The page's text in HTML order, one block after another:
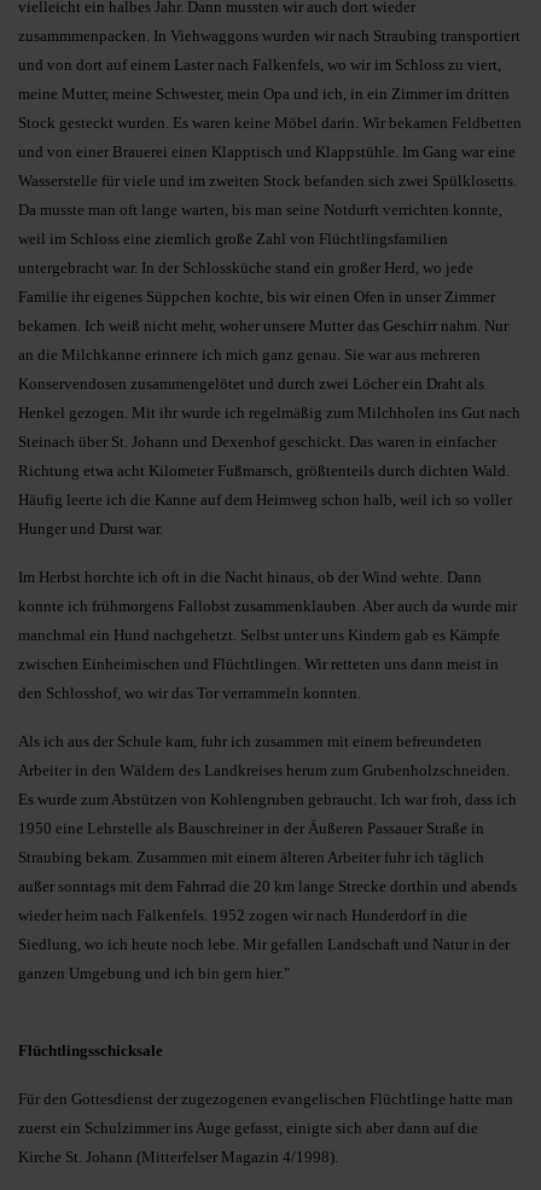
vielleicht ein halbes Jahr. Dann mussten wir auch dort wieder
zusammmenpacken. In Viehwaggons wurden wir nach Straubing transportiert
und von dort auf einem Laster nach Falkenfels, wo wir im Schloss zu viert,
meine Mutter, meine Schwester, mein Opa und ich, in ein Zimmer im dritten
Stock gesteckt wurden. Es waren keine Möbel darin. Wir bekamen Feldbetten
und von einer Brauerei einen Klapptisch und Klappstühle. Im Gang war eine
Wasserstelle für viele und im zweiten Stock befanden sich zwei Spülklosetts.
Da musste man oft lange warten, bis man seine Notdurft verrichten konnte,
weil im Schloss eine ziemlich große Zahl von Flüchtlingsfamilien
untergebracht war. In der Schlossküche stand ein großer Herd, wo jede
Familie ihr eigenes Süppchen kochte, bis wir einen Ofen in unser Zimmer
bekamen. Ich weiß nicht mehr, woher unsere Mutter das Geschirr nahm. Nur
an die Milchkanne erinnere ich mich ganz genau. Sie war aus mehreren
Konservendosen zusammengelötet und durch zwei Löcher ein Draht als
Henkel gezogen. Mit ihr wurde ich regelmäßig zum Milchholen ins Gut nach
Steinach über St. Johann und Dexenhof geschickt. Das waren in einfacher
Richtung etwa acht Kilometer Fußmarsch, größtenteils durch dichten Wald.
Häufig leerte ich die Kanne auf dem Heimweg schon halb, weil ich so voller
Hunger und Durst war.
Im Herbst horchte ich oft in die Nacht hinaus, ob der Wind wehte. Dann
konnte ich frühmorgens Fallobst zusammenklauben. Aber auch da wurde mir
manchmal ein Hund nachgehetzt. Selbst unter uns Kindern gab es Kämpfe
zwischen Einheimischen und Flüchtlingen. Wir retteten uns dann meist in
den Schlosshof, wo wir das Tor verrammeln konnten.
Als ich aus der Schule kam, fuhr ich zusammen mit einem befreundeten
Arbeiter in den Wäldern des Landkreises herum zum Grubenholzschneiden.
Es wurde zum Abstützen von Kohlengruben gebraucht. Ich war froh, dass ich
1950 eine Lehrstelle als Bauschreiner in der Äußeren Passauer Straße in
Straubing bekam. Zusammen mit einem älteren Arbeiter fuhr ich täglich
außer sonntags mit dem Fahrrad die 20 km lange Strecke dorthin und abends
wieder heim nach Falkenfels. 1952 zogen wir nach Hunderdorf in die
Siedlung, wo ich heute noch lebe. Mir gefallen Landschaft und Natur in der
ganzen Umgebung und ich bin gern hier."
Flüchtlingsschicksale
Für den Gottesdienst der zugezogenen evangelischen Flüchtlinge hatte man
zuerst ein Schulzimmer ins Auge gefasst, einigte sich aber dann auf die
Kirche St. Johann (Mitterfelser Magazin 4/1998).